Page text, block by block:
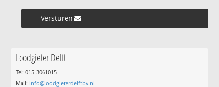
Versturen »
Loodgieter Delft
Tel: 015-3061015
Mail: info@loodgieterdelftbv.nl